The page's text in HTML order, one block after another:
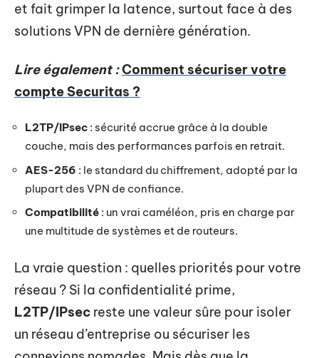
et fait grimper la latence, surtout face à des
solutions VPN de dernière génération.
Lire également :Comment sécuriser votre
compte Securitas ?
L2TP/IPsec : sécurité accrue grâce à la double
couche, mais des performances parfois en retrait.
AES-256 : le standard du chiffrement, adopté par la
plupart des VPN de confiance.
Compatibilité : un vrai caméléon, pris en charge par
une multitude de systèmes et de routeurs.
La vraie question : quelles priorités pour votre
réseau ? Si la confidentialité prime,
L2TP/IPsec reste une valeur sûre pour isoler
un réseau d’entreprise ou sécuriser les